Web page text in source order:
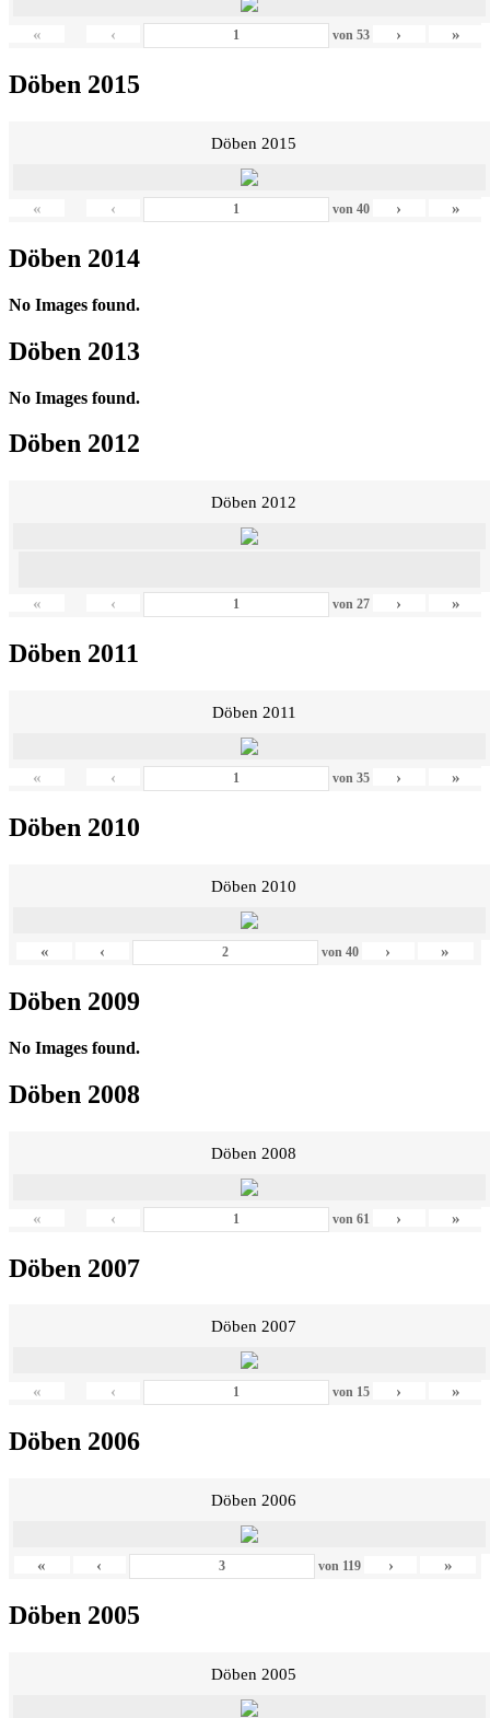
« ‹ von 53 › »
Döben 2015
Döben 2015
« ‹ von 40 › »
Döben 2014
No Images found.
Döben 2013
No Images found.
Döben 2012
Döben 2012
« ‹ von 27 › »
Döben 2011
Döben 2011
« ‹ von 35 › »
Döben 2010
Döben 2010
« ‹ von 40 › »
Döben 2009
No Images found.
Döben 2008
Döben 2008
« ‹ von 61 › »
Döben 2007
Döben 2007
« ‹ von 15 › »
Döben 2006
Döben 2006
« ‹ von 119 › »
Döben 2005
Döben 2005